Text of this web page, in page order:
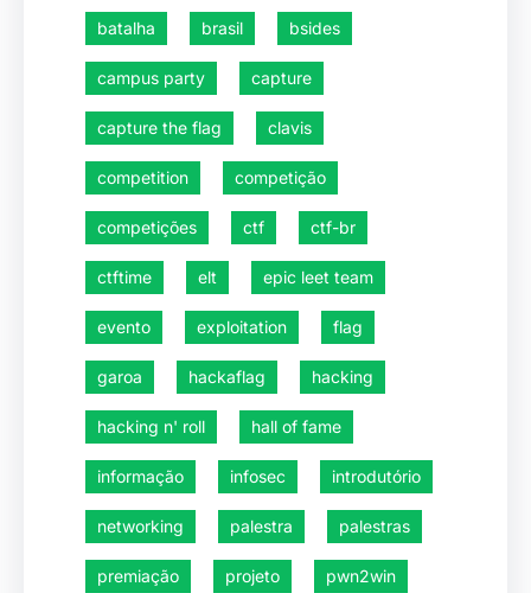
batalha brasil bsides
campus party capture
capture the flag clavis
competition competição
competições ctf ctf-br
ctftime elt epic leet team
evento exploitation flag
garoa hackaflag hacking
hacking n' roll hall of fame
informação infosec introdutório
networking palestra palestras
premiação projeto pwn2win